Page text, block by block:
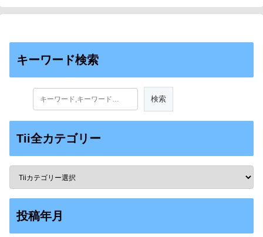
キーワード検索
Tii全カテゴリー
投稿年月